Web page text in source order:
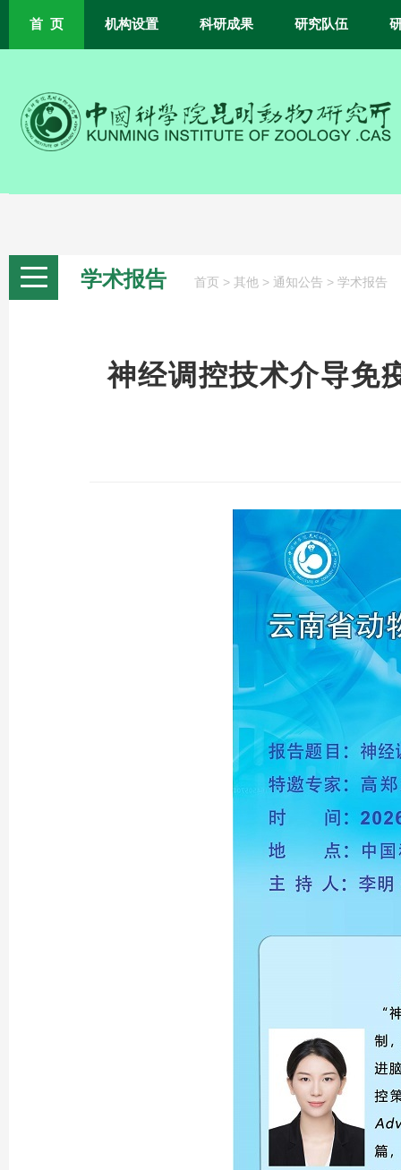
首 页 机构设置 科研成果 研究队伍
学术报告 首页 > 其他 > 通知公告 > 学术报告
神经调控技术介导免